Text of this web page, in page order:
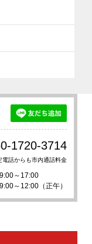
1720-3714
電話からも市内通話料金
9:00～17:00
9:00～12:00（正午）